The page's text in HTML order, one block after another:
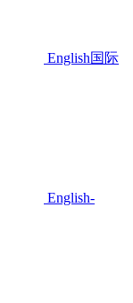
English国际
English-